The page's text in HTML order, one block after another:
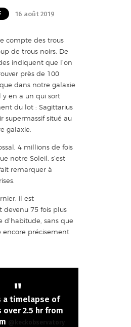
16 août 2019
compte des trous
de trous noirs. De
indiquent que l’on
près de 100
dans notre galaxie
y en a un qui sort
du lot : Sagittarius
supermassif situé au
galaxie.
4 millions de fois
notre Soleil, s’est
remarquer à
il est
devenu 75 fois plus
d’habitude, sans que
encore précisement
a timelapse of
over 2.5 hr from